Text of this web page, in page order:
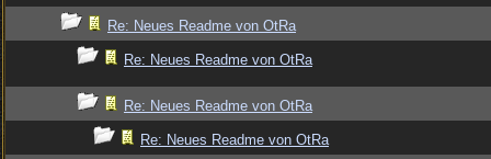
Re: Neues Readme von OtRa
Re: Neues Readme von OtRa
Re: Neues Readme von OtRa
Re: Neues Readme von OtRa